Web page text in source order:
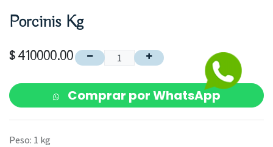
Porcinis Kg
$410000.00
Comprar por WhatsApp
Peso: 1 kg